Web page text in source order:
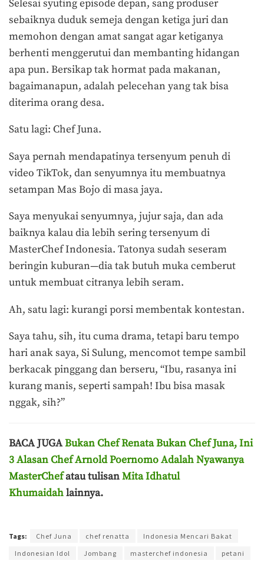
Selesai syuting episode depan, sang produser
sebaiknya duduk semeja dengan ketiga juri dan
memohon dengan amat sangat agar ketiganya
berhenti menggerutui dan membanting hidangan
apa pun. Bersikap tak hormat pada makanan,
bagaimanapun, adalah pelecehan yang tak bisa
diterima orang desa.
Satu lagi: Chef Juna.
Saya pernah mendapatinya tersenyum penuh di
video TikTok, dan senyumnya itu membuatnya
setampan Mas Bojo di masa jaya.
Saya menyukai senyumnya, jujur saja, dan ada
baiknya kalau dia lebih sering tersenyum di
MasterChef Indonesia. Tatonya sudah seseram
beringin kuburan—dia tak butuh muka cemberut
untuk membuat citranya lebih seram.
Ah, satu lagi: kurangi porsi membentak kontestan.
Saya tahu, sih, itu cuma drama, tetapi baru tempo
hari anak saya, Si Sulung, mencomot tempe sambil
berkacak pinggang dan berseru, “Ibu, rasanya ini
kurang manis, seperti sampah! Ibu bisa masak
nggak, sih?”
BACA JUGABukan Chef Renata Bukan Chef Juna, Ini
3 Alasan Chef Arnold Poernomo Adalah Nyawanya
MasterChefatau tulisanMita Idhatul
Khumaidahlainnya.
Tags: Chef Juna chef renatta
Indonesia Mencari Bakat
Indonesian Idol
Jombang masterchef indonesia petani